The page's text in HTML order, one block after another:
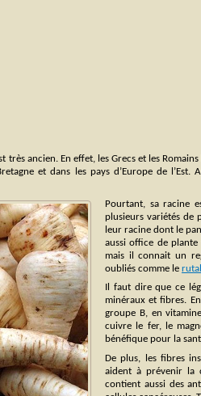
très ancien. En effet, les Grecs et les
et dans les pays d’Europe de
Pourtant, sa racine
plusieurs variétés de
leur racine dont le
aussi office de
mais il connait un
oubliés comme le
Il faut dire que ce
minéraux et fibres.
groupe B, en
cuivre le fer, le
bénéfique pour la
De plus, les fibres
aident à prévenir la
contient aussi des